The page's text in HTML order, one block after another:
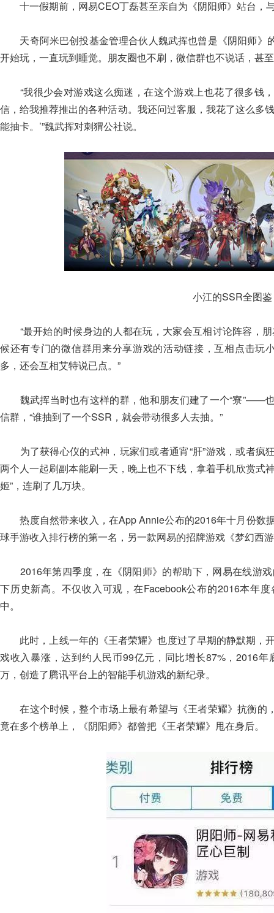
十一假期前，网易CEO丁磊甚至亲自为《阴阳师》站台，
天奇阿米巴创投基金管理合伙人魏武挥也曾是《阴阳师》
开始玩，一直玩到睡觉。朋友圈也不刷，微信群也不说话，甚
“我很少会对游戏这么痴迷，在这个游戏上也花了很多钱
信，给我推荐推出的各种活动。我还问过客服，我花了这么多
能抽卡。’”魏武挥对刺猬公社说。
小江的SSR全图鉴
“最开始的时候身边的人都在玩，大家会互相讨论阵容，朋
候还有专门的微信群用来分享游戏的活动链接，互相点击玩
多，还会互相艾特说已点。”
魏武挥当时也有这样的群，他和朋友们建了一个“寮”——
信群，“谁抽到了一个SSR，就会带动很多人去抽。”
为了获得心仪的式神，玩家们或者通宵“肝”游戏，或者疯
两个人一起刷副本能刷一天，晚上也不下线，拿着手机欣赏式
姬”，连刷了几万块。
热度自然带来收入，在App Annie公布的2016年十月份数
球手游收入排行榜的第一名，另一款网易的招牌游戏《梦幻西
2016年第四季度，在《阴阳师》的帮助下，网易在线游戏
下历史新高。不仅收入可观，在Facebook公布的2016本年
中。
此时，上线一年的《王者荣耀》也度过了早期的静默期，
戏收入暴涨，达到约人民币99亿元，同比增长87%，2016
万，创造了腾讯平台上的智能手机游戏的新纪录。
在这个时候，整个市场上最有希望与《王者荣耀》抗衡的
竟在多个榜单上，《阴阳师》都曾把《王者荣耀》甩在身后。